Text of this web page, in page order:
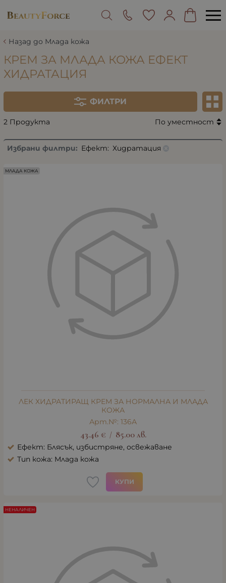
Назад до Млада кожа
КРЕМ ЗА МЛАДА КОЖА ЕФЕКТ
ХИДРАТАЦИЯ
ФИЛТРИ
2 Продукта По уместност
Избрани филтри: Ефект: Хидратация
ЛЕК ХИДРАТИРАЩ КРЕМ ЗА НОРМАЛНА И МЛАДА
КОЖА
Арт.№: 136А
43.46 € / 85.00 лв.
Ефект: Блясък, избистряне, освежаване
Тип кожа: Млада кожа
КУПИ
МЛАДА КОЖА
НЕНАЛИЧЕН